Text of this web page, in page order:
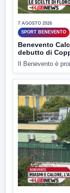
7 AGOSTO 2026
SPORT BENEVENTO
Benevento
debutto di
Il Benevento è